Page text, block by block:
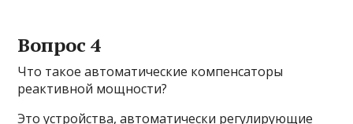
Вопрос 4
Что такое автоматические компенсаторы
реактивной мощности?
Это устройства, автоматически регулирующие